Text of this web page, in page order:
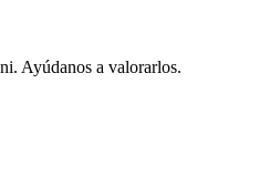
Ayúdanos a valorarlos.